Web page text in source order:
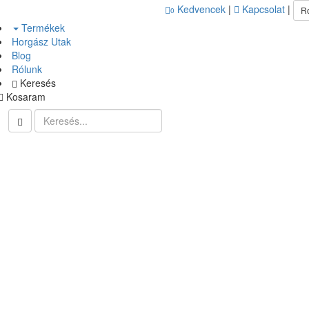
0 Kedvencek | Kapcsolat |
Termékek
Horgász Utak
Blog
Rólunk
Keresés
Kosaram